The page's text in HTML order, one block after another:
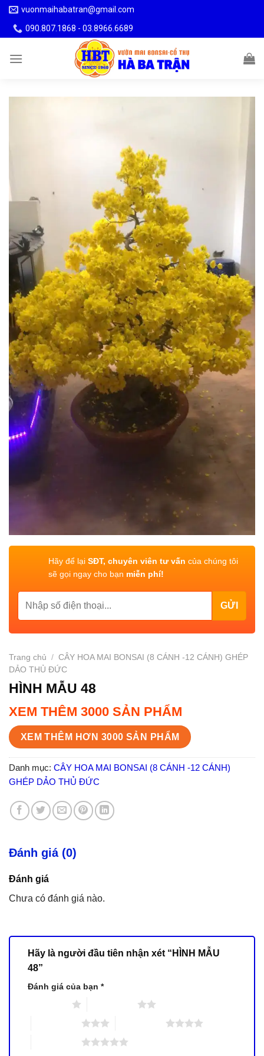
Skip
content
vuonmaihabatran@gmail.com
090.807.1868 - 03.8966.6689
Hãy để lại SĐT, chuyên viên tư vấn của chúng tôi
sẽ gọi ngay cho bạn miễn phí!
Trang chủ / CÂY HOA MAI BONSAI (8 CÁNH -12 CÁNH) GHÉP
DẢO THỦ ĐỨC
HÌNH MẪU 48
XEM THÊM 3000 SẢN PHẨM
XEM THÊM HƠN 3000 SẢN PHẨM
Danh mục: CÂY HOA MAI BONSAI (8 CÁNH -12 CÁNH)
GHÉP DẢO THỦ ĐỨC
Đánh giá (0)
Đánh giá
Chưa có đánh giá nào.
Hãy là người đầu tiên nhận xét “HÌNH MẪU
48”
Đánh giá của bạn *